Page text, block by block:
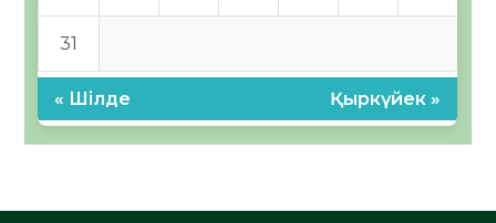
31
« Шілде Қыркүйек »